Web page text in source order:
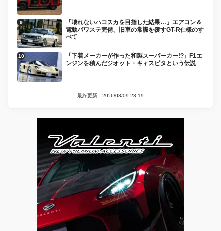
「壊れないハコスカを目指した結果…」エアコン＆
電動パワステ完備、旧車の常識を覆すGT-R仕様のす
べて
「下着メーカーが作った和製スーパーカー!?」F1エ
ンジンを積んだジオット・キャスピタという伝説
最終更新：2026/08/09 23:19